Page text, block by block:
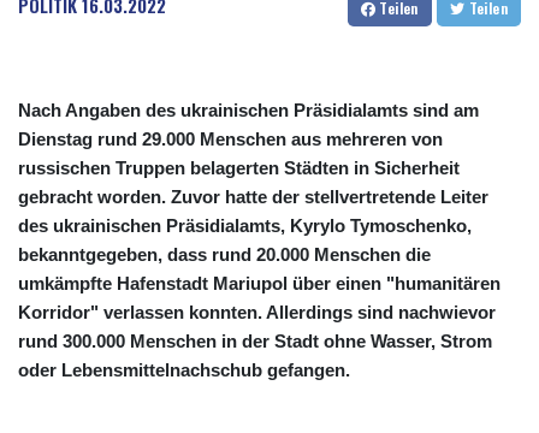
Teilen Teilen
Nach Angaben des ukrainischen Präsidialamts sind am
Dienstag rund 29.000 Menschen aus mehreren von
russischen Truppen belagerten Städten in Sicherheit
gebracht worden. Zuvor hatte der stellvertretende Leiter
des ukrainischen Präsidialamts, Kyrylo Tymoschenko,
bekanntgegeben, dass rund 20.000 Menschen die
umkämpfte Hafenstadt Mariupol über einen "humanitären
Korridor" verlassen konnten. Allerdings sind nachwievor
rund 300.000 Menschen in der Stadt ohne Wasser, Strom
oder Lebensmittelnachschub gefangen.